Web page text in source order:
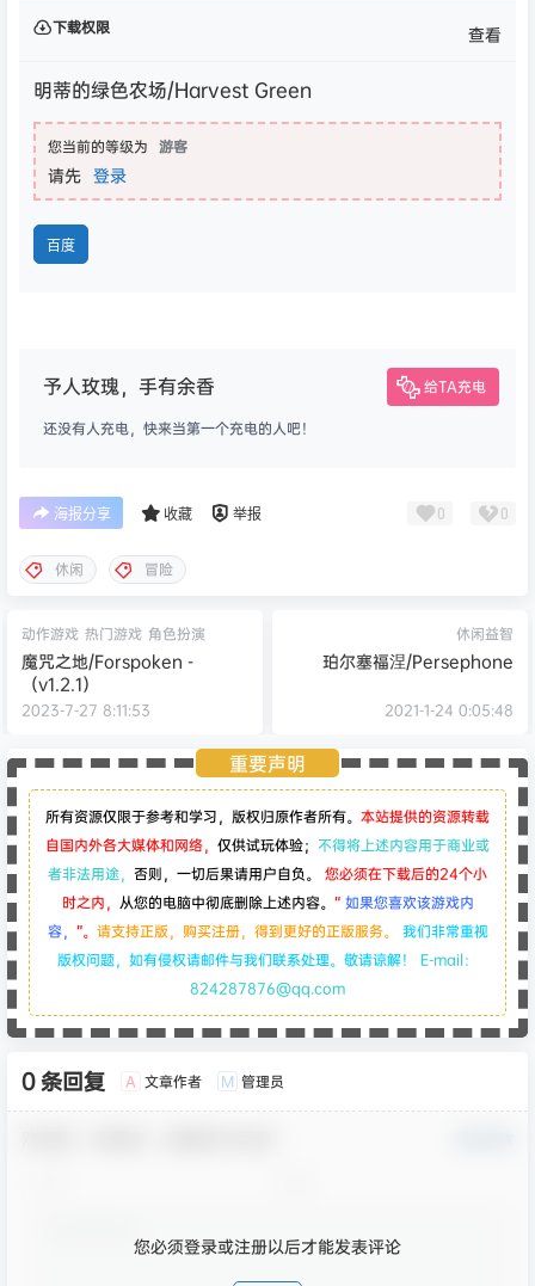
下载权限 查看
明蒂的绿色农场/Harvest Green
您当前的等级为 游客
请先 登录
百度
予人玫瑰，手有余香 给TA充电
还没有人充电，快来当第一个充电的人吧！
海报分享 收藏 举报 0 0
休闲 冒险
动作游戏 热门游戏 角色扮演
魔咒之地/Forspoken -
（v1.2.1）
2023-7-27 8:11:53
休闲益智
珀尔塞福涅/Persephone
2021-1-24 0:05:48
重要声明
所有资源仅限于参考和学习，版权归原作者所有。 本站提供的资源转载
自国内外各大媒体和网络， 仅供试玩体验； 不得将上述内容用于商业或
者非法用途， 否则，一切后果请用户自负。
您必须在下载后的24个小
时之内， 从您的电脑中彻底删除上述内容。 “如果您喜欢该游戏内
容， ”。 请支持正版，购买注册，得到更好的正版服务。 我们非常重视
版权问题，如有侵权请邮件与我们联系处理。敬请谅解！ E-mail：
824287876@qq.com
0 条回复 A 文章作者 M 管理员
您必须登录或注册以后才能发表评论